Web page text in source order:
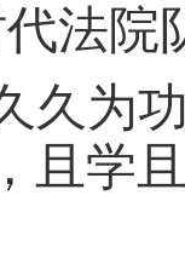
法院
久为
且学